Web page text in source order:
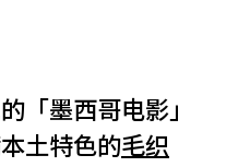
「墨西哥电影」
土特色的毛织